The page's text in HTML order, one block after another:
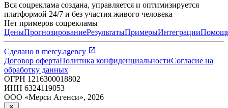
Вся соцреклама создана, управляется и оптимизируется
платформой 24/7 и без участия живого человека
Нет примеров соцрекламы
ЦеныПрогнозированиеРезультатыПримерыИнтеграции
Сделано в mercy.agency
Договор офертаПолитика конфиденциальностиСогласие на
обработку данных
ОГРН 1216300018802
ИНН 6324119053
ООО «Мерси Агенси», 2026